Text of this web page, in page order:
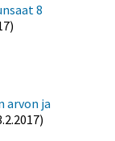
8
arvon ja